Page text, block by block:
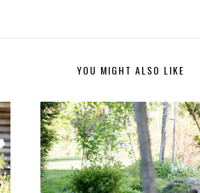
YOU MIGHT ALSO LIKE